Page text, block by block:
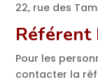
22, rue des
Référent
Pour les
contacter la